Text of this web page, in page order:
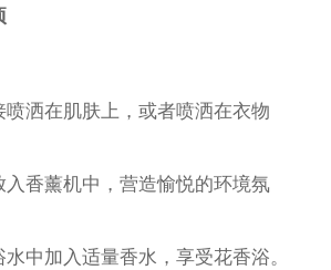
洒在肌肤上，或者喷洒在衣物
香薰机中，营造愉悦的环境氛
中加入适量香水，享受花香浴。